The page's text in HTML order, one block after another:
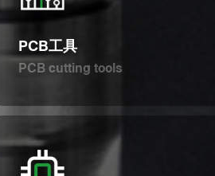
PCB工具
PCB cutting tools